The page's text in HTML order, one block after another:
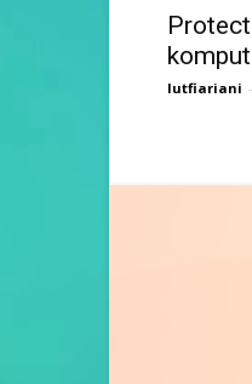
lutfiariani -